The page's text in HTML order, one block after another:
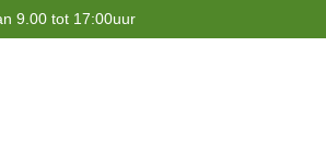
9.00 tot 17:00uur